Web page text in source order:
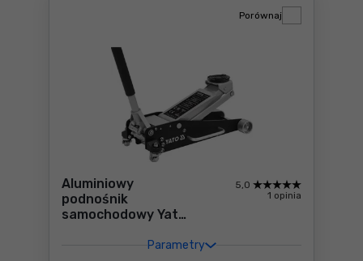
Aluminiowy
podnośnik
samochodowy Yato
Parametry
5,0
1 opinia
Porównaj